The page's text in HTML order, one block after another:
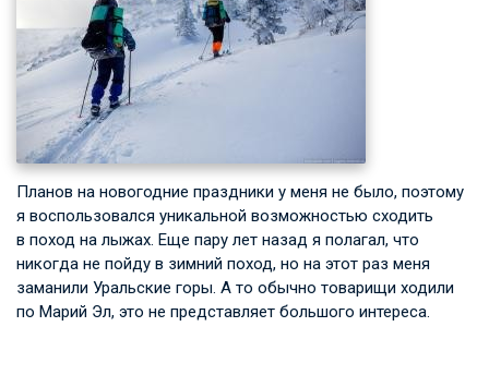
Планов на новогодние праздники у меня не было, поэтому
я воспользовался уникальной возможностью сходить
в поход на лыжах. Еще пару лет назад я полагал, что
никогда не пойду в зимний поход, но на этот раз меня
заманили Уральские горы. А то обычно товарищи ходили
по Марий Эл, это не представляет большого интереса.